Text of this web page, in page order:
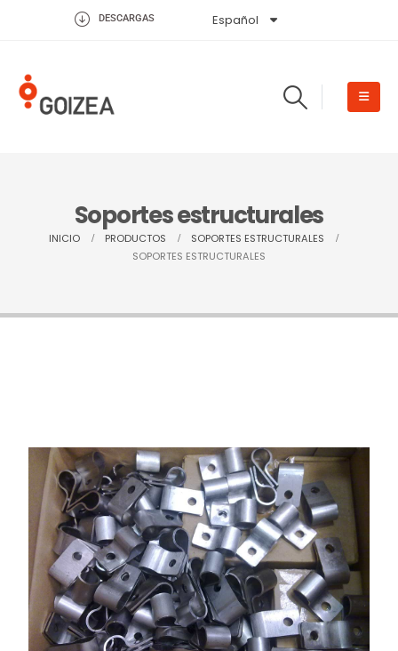
DESCARGAS Español
English
Soportes estructurales
INICIO PRODUCTOS
SOPORTES ESTRUCTURALES
SOPORTES ESTRUCTURALES